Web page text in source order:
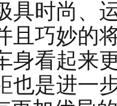
具时尚、
且巧妙的
身看起来
也是进一